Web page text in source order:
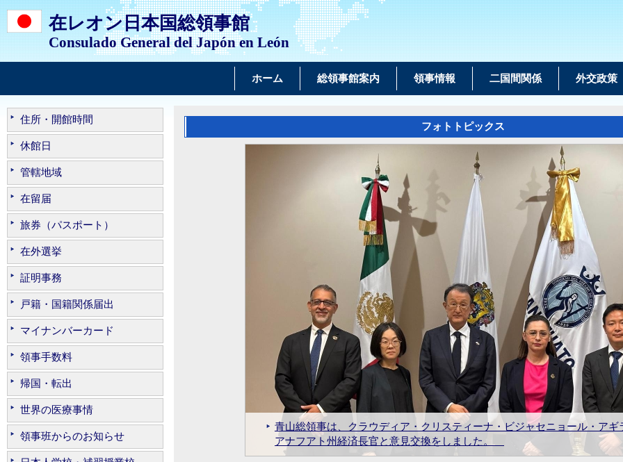
在レオン日本国総領事館
Consulado General del Japón en León
ホーム 総領事館案内 領事情報 二国間関係 外交政策
住所・開館時間
休館日
管轄地域
在留届
旅券（パスポート）
在外選挙
証明事務
戸籍・国籍関係届出
マイナンバーカード
領事手数料
帰国・転出
世界の医療事情
領事班からのお知らせ
フォトトピックス
総領事館、メキシコ日本商工会議所グアナファト支部、グアナファト州政
安連絡会議を開催しました
青山総領事は、クラウディア・クリスティーナ・ビジャセニョール・アギ
アナフアト州経済長官と意見交換をしました。
青山総領事は、サン・ルイス・ポトシ州の日本庭園を訪問しまし
青山総領事は、マリオ・ガルシア・バルデス サン・ルイス・ポトシ州経
官と意見交換を行いました。
青山総領事は、エサウ・ガルサ・デ・ベガ・アグアスカリエンテス州経済
学技術長官と意見交換を行いました。
青山総領事は、ホセ・ルイス・オリベロス・アパセオ・エル・グランデ市
しました。
青山総領事は、本清在メキシコ大使とともに、MAS JAPON EN EL BAJIO
会式に出席しました。
青山総領事は、本清在メキシコ大使とともに、第17回全国日系人大会（
に出席しました。
青山総領事は、第17回全国日系人大会（CONANI）の記者会見に出席し
総領事館、メキシコ日本商工会議所グアナファト支部、グアナファト州政
安連絡会議を開催しました
青山総領事は、ホセ・ルイス・オリベロス・アパセオ・エル・グランデ市長を訪問しました。
青山総領事は、本清在メキシコ大使とともに、MAS JAPON EN EL BAJIO 2026の開会式に出席し
青山総領事は、本清在メキシコ大使とともに、第17回全国日系人大会（CONANI）に出席しました
青山総領事は、第17回全国日系人大会（CONANI）の記者会見に出席しました。
総領事館、メキシコ日本商工会議所グアナファト支部、グアナファト州政府は、治安連絡会議を